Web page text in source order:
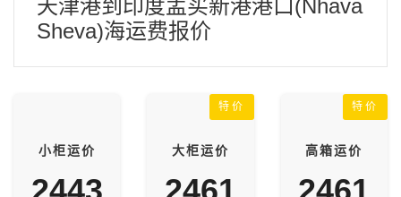
天津港到印度孟买新港港口(Nhava
Sheva)海运费报价
小柜运价
特价
大柜运价
特价
高箱运价